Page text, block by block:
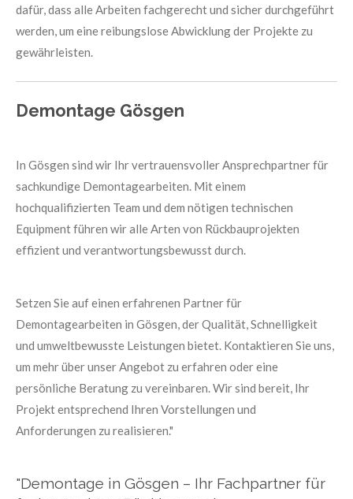
dafür, dass alle Arbeiten fachgerecht und sicher durchgeführt
werden, um eine reibungslose Abwicklung der Projekte zu
gewährleisten.
Demontage Gösgen
In Gösgen sind wir Ihr vertrauensvoller Ansprechpartner für
sachkundige Demontagearbeiten. Mit einem
hochqualifizierten Team und dem nötigen technischen
Equipment führen wir alle Arten von Rückbauprojekten
effizient und verantwortungsbewusst durch.
Setzen Sie auf einen erfahrenen Partner für
Demontagearbeiten in Gösgen, der Qualität, Schnelligkeit
und umweltbewusste Leistungen bietet. Kontaktieren Sie uns,
um mehr über unser Angebot zu erfahren oder eine
persönliche Beratung zu vereinbaren. Wir sind bereit, Ihr
Projekt entsprechend Ihren Vorstellungen und
Anforderungen zu realisieren."
"Demontage in Gösgen – Ihr Fachpartner für